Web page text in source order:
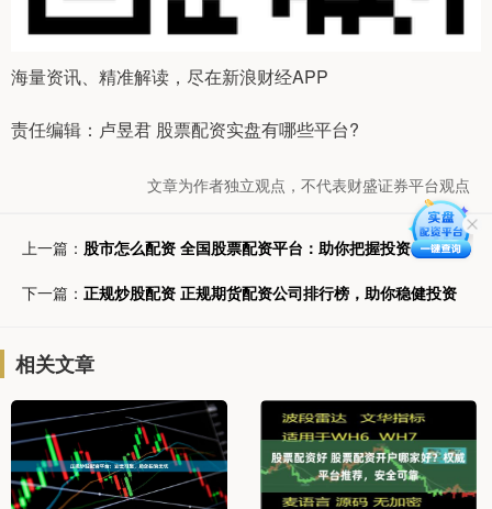
海量资讯、精准解读，尽在新浪财经APP
责任编辑：卢昱君 股票配资实盘有哪些平台?
文章为作者独立观点，不代表财盛证券平台观点
上一篇： 股市怎么配资 全国股票配资平台：助你把握投资良机
下一篇： 正规炒股配资 正规期货配资公司排行榜，助你稳健投资
相关文章